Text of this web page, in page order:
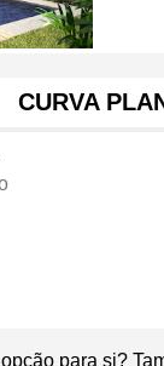
CURVA
para si?